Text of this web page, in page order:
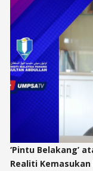
‘Pintu Belakang’
Realiti